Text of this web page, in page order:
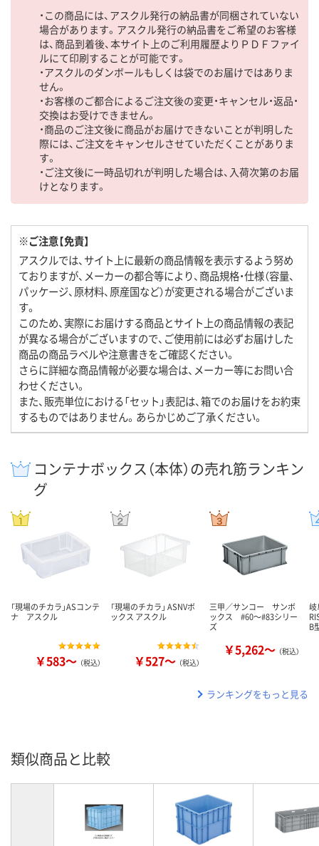
・この商品には、アスクル発行の納品書が同梱されていない
場合があります。アスクル発行の納品書をご希望のお客様
は、商品到着後、本サイト上のご利用履歴よりＰＤＦファイ
ルにて印刷することが可能です。
・アスクルのダンボールもしくは袋でのお届けではありま
せん。
・お客様のご都合によるご注文後の変更・キャンセル・返品・
交換はお受けできません。
・商品のご注文後に商品がお届けできないことが判明した
際には、ご注文をキャンセルさせていただくことがありま
す。
・ご注文後に一時品切れが判明した場合は、入荷次第のお届
けとなります。
※ご注意【免責】
アスクルでは、サイト上に最新の商品情報を表示するよう努め
ておりますが、メーカーの都合等により、商品規格・仕様（容量、
パッケージ、原材料、原産国など）が変更される場合がございま
す。
このため、実際にお届けする商品とサイト上の商品情報の表記
が異なる場合がございますので、ご使用前には必ずお届けした
商品の商品ラベルや注意書きをご確認ください。
さらに詳細な商品情報が必要な場合は、メーカー等にお問い合
わせください。
また、販売単位における「セット」表記は、箱でのお届けをお約束
するものではありません。あらかじめご了承ください。
コンテナボックス（本体）の売れ筋ランキン
グ
「現場のチカラ」ASコンテ
ナ アスクル
￥583～ （税込）
「現場のチカラ」 ASNVボ
ックス アスクル
￥527～ （税込）
三甲／サンコー サンボ
ックス #60～#83シリー
ズ
￥5,262～ （税込）
岐
B
ランキングをもっと見る
類似商品と比較